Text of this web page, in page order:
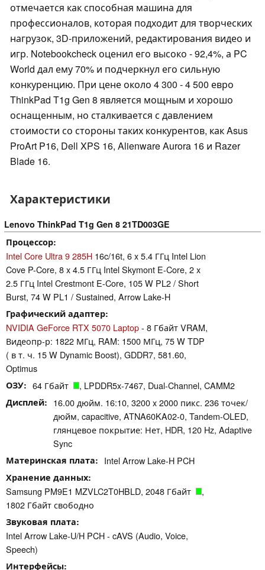
отмечается как способная машина для
профессионалов, которая подходит для творческих
нагрузок, 3D-приложений, редактирования видео и
игр. Notebookcheck оценил его высоко - 92,4%, а PC
World дал ему 70% и подчеркнул его сильную
конкуренцию. При цене около 4 300 - 4 500 евро
ThinkPad T1g Gen 8 является мощным и хорошо
оснащенным, но сталкивается с давлением
стоимости со стороны таких конкурентов, как Asus
ProArt P16, Dell XPS 16, Alienware Aurora 16 и Razer
Blade 16.
Характеристики
Lenovo ThinkPad T1g Gen 8 21TD003GE
Процессор
Intel Core Ultra 9 285H 16c/16t, 6 x 5.4 ГГц Intel Lion
Cove P-Core, 8 x 4.5 ГГц Intel Skymont E-Core, 2 x
2.5 ГГц Intel Crestmont E-Core, 105 W PL2 / Short
Burst, 74 W PL1 / Sustained, Arrow Lake-H
Графический адаптер
NVIDIA GeForce RTX 5070 Laptop- 8 Гбайт VRAM,
Видеопр-р: 1822 МГц, RAM: 1500 МГц, 75 W TDP
( в т. ч. 15 W Dynamic Boost), GDDR7, 581.60,
Optimus
ОЗУ 64 Гбайт , LPDDR5x-7467, Dual-Channel, CAMM2
Дисплей
16.00 дюйм. 16:10, 3200 x 2000 пикс. 236 точек/
дюйм, capacitive, ATNA60KA02-0, Tandem-OLED,
глянцевое покрытие: Нет, HDR, 120 Hz, Adaptive
Sync
Материнская плата Intel Arrow Lake-H PCH
Хранение данных
Samsung PM9E1 MZVLC2T0HBLD, 2048 Гбайт
,
1802 Гбайт свободно
Звуковая плата
Intel Arrow Lake-U/H PCH - cAVS (Audio, Voice,
Speech)
Интерфейсы